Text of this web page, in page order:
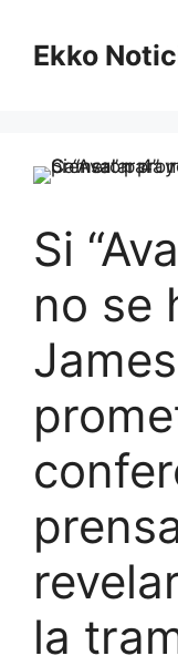
contenido
Ekko
Si
no se
la